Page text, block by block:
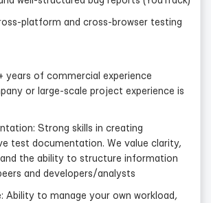
platform and cross-browser testing
years of commercial experience
or large-scale project experience is
Strong skills in creating
test documentation. We value clarity,
the ability to structure information
and developers/analysts
Ability to manage your own workload,